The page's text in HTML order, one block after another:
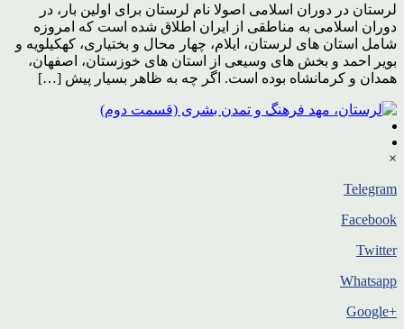
لرستان در دوران اسلامی اصولا نام لرستان برای اولین بار، در
دوران اسلامی به مناطقی از ایران اطلاق شده است که امروزه
شامل استان های لرستان، ایلام، چهار محال و بختیاری، کهکیلویه و
بویر احمد و بخش های وسیعی از استان های خوزستان، اصفهان،
همدان و کرمانشاه بوده است. اگر چه به ظاهر بسیار پیش […]
×
Telegram
Facebook
Twitter
Whatsapp
+Google